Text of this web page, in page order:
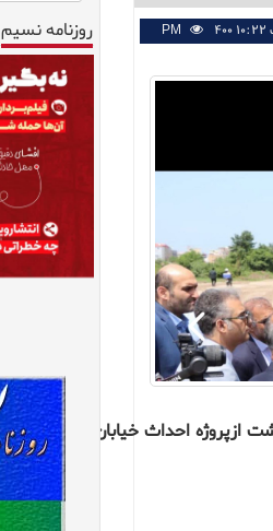
400
ازپروژه احداث خیابان جدید میدان
روزنامه نسیم